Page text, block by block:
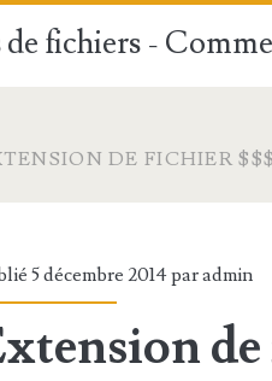
fichiers -
DE FICHIER $$$
5 décembre 2014 paradmin